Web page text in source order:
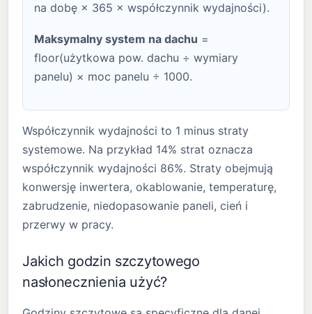
na dobę × 365 × współczynnik wydajności).
Maksymalny system na dachu =
floor(użytkowa pow. dachu ÷ wymiary
panelu) × moc panelu ÷ 1000.
Współczynnik wydajności to 1 minus straty
systemowe. Na przykład 14% strat oznacza
współczynnik wydajności 86%. Straty obejmują
konwersję inwertera, okablowanie, temperaturę,
zabrudzenie, niedopasowanie paneli, cień i
przerwy w pracy.
Jakich godzin szczytowego
nasłonecznienia użyć?